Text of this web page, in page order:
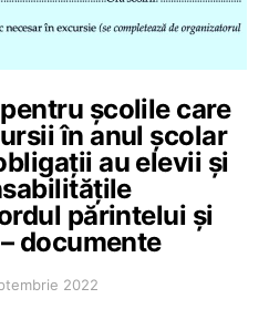
școlile care
în anul școlar
au elevii și
părintelui și
documente
2022